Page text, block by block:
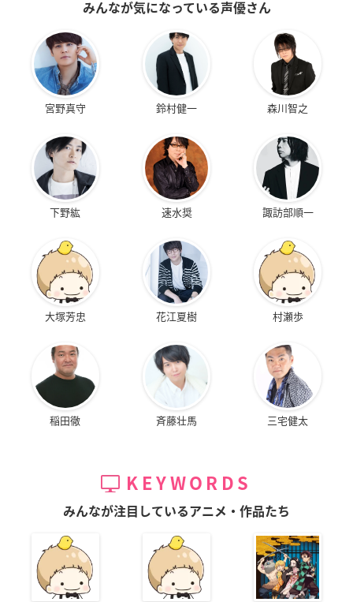
みんなが気になっている声優さん
宮野真守 鈴村健一 森川智之
下野紘 速水奨 諏訪部順一
大塚芳忠 花江夏樹 村瀬歩
稲田徹 斉藤壮馬 三宅健太
KEYWORDS
みんなが注目しているアニメ・作品たち